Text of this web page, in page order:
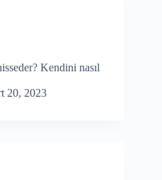
Kendini nasıl
20, 2023